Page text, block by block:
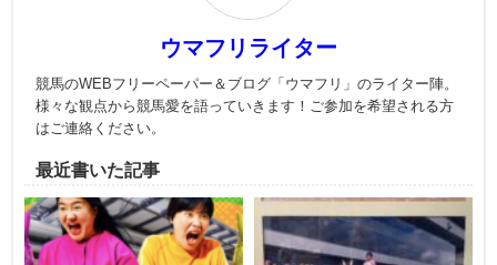
ウマフリライター
競馬のWEBフリーペーパー＆ブログ「ウマフリ」のライター陣。
様々な観点から競馬愛を語っていきます！ご参加を希望される方
はご連絡ください。
最近書いた記事